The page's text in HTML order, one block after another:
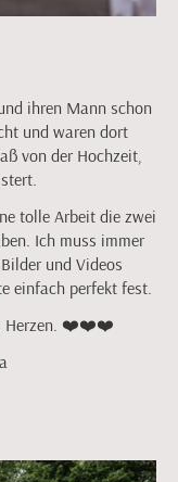
ihren Mann schon
und waren dort
von der Hochzeit,
tolle Arbeit die zwei
Ich muss immer
und Videos
einfach perfekt fest.
Herzen. ❤️❤️❤️